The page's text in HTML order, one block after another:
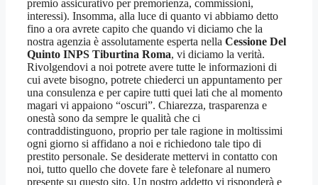
premio assicurativo per premorienza, commissioni,
interessi). Insomma, alla luce di quanto vi abbiamo detto
fino a ora avrete capito che quando vi diciamo che la
nostra agenzia è assolutamente esperta nella Cessione Del
Quinto INPS Tiburtina Roma, vi diciamo la verità.
Rivolgendovi a noi potrete avere tutte le informazioni di
cui avete bisogno, potrete chiederci un appuntamento per
una consulenza e per capire tutti quei lati che al momento
magari vi appaiono “oscuri”. Chiarezza, trasparenza e
onestà sono da sempre le qualità che ci
contraddistinguono, proprio per tale ragione in moltissimi
ogni giorno si affidano a noi e richiedono tale tipo di
prestito personale. Se desiderate mettervi in contatto con
noi, tutto quello che dovete fare è telefonare al numero
presente su questo sito. Un nostro addetto vi risponderà e